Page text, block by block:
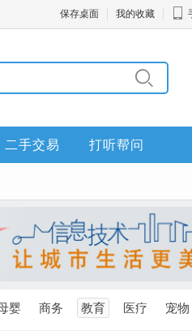
保存桌面 我的收藏
二手交易 打听帮问
婴 商务 教育 医疗 宠物